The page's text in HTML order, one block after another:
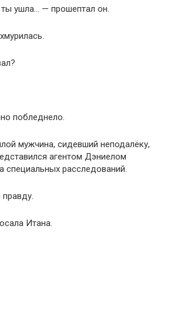
ушла… — прошептал он.
побледнело.
мужчина, сидевший неподалёку,
агентом Дэниелом
специальных расследований.
Итана.